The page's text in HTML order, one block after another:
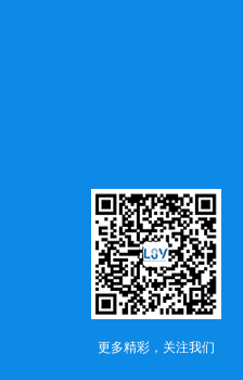
更多精彩，关注我们